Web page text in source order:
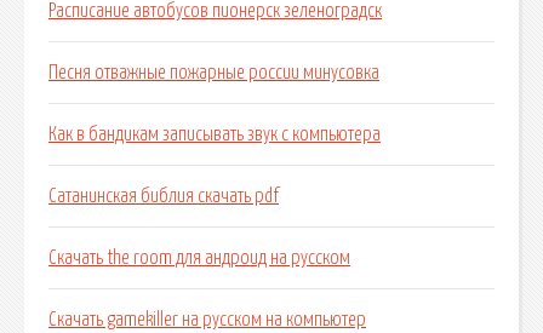
Расписание автобусов пионерск зеленоградск
Песня отважные пожарные россии минусовка
Как в бандикам записывать звук с компьютера
Сатанинская библия скачать pdf
Скачать the room для андроид на русском
Скачать gamekiller на русском на компьютер